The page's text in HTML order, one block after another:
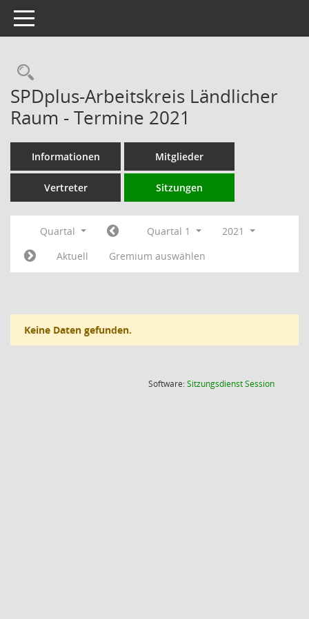
Toggle navigation
Rechercheauswahl
SPDplus-Arbeitskreis Ländlicher
Raum - Termine 2021
Informationen Mitglieder
Vertreter Sitzungen
Quartal Quartal 1
2021
Aktuell
Gremium auswählen
Keine Daten gefunden.
Software:SitzungsdienstSession(Wird in